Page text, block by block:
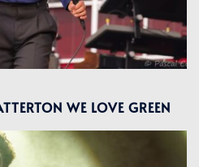
WE LOVE GREEN